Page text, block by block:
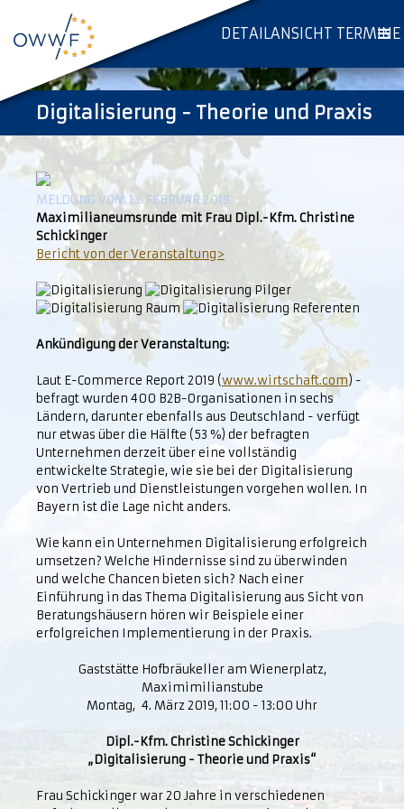
DETAILANSICHT TERMINE
Digitalisierung - Theorie und Praxis
MELDUNG VOM 13. FEBRUAR 2019
Maximilianeumsrunde mit Frau Dipl.-Kfm. Christine
Schickinger
Bericht von der Veranstaltung>
Ankündigung der Veranstaltung:
Laut E-Commerce Report 2019 (www.wirtschaft.com) -
befragt wurden 400 B2B-Organisationen in sechs
Ländern, darunter ebenfalls aus Deutschland - verfügt
nur etwas über die Hälfte (53 %) der befragten
Unternehmen derzeit über eine vollständig
entwickelte Strategie, wie sie bei der Digitalisierung
von Vertrieb und Dienstleistungen vorgehen wollen. In
Bayern ist die Lage nicht anders.
Wie kann ein Unternehmen Digitalisierung erfolgreich
umsetzen? Welche Hindernisse sind zu überwinden
und welche Chancen bieten sich? Nach einer
Einführung in das Thema Digitalisierung aus Sicht von
Beratungshäusern hören wir Beispiele einer
erfolgreichen Implementierung in der Praxis.
Gaststätte Hofbräukeller am Wienerplatz,
Maximimilianstube
Montag, 4. März 2019, 11:00 - 13:00 Uhr
Dipl.-Kfm. Christine Schickinger
„Digitalisierung - Theorie und Praxis“
Frau Schickinger war 20 Jahre in verschiedenen